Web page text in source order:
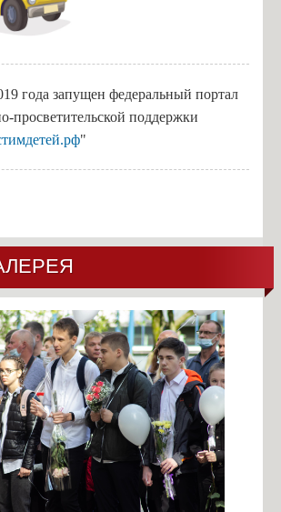
года запущен федеральный портал
просветительской поддержки
"